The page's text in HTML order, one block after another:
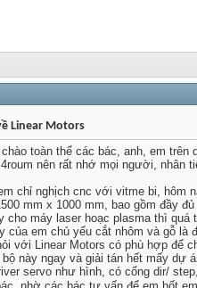
Linear Motors
toàn thể các bác, anh, em trên
nên rất nhớ mọi người, nhân
chỉ nghịch cnc với vitme bi, hôm
mm x 1000 mm, bao gồm đầy
cho máy laser hoạc plasma thì
của em chủ yếu cắt nhôm và gỗ
với Linear Motors có phù hợp để
này ngay và giải tán hết mấy dự
servo như hình, có cổng dir/